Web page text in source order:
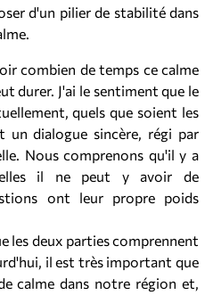
d'un pilier de stabilité dans
combien de temps ce calme
durer. J'ai le sentiment que le
quels que soient les
un dialogue sincère, régi par
Nous comprenons qu'il y a
il ne peut y avoir de
ont leur propre poids
les deux parties comprennent
il est très important que
calme dans notre région et,